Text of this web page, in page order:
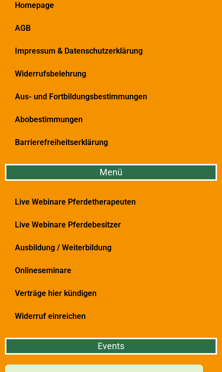
Homepage
AGB
Impressum & Datenschutzerklärung
Widerrufsbelehrung
Aus- und Fortbildungsbestimmungen
Abobestimmungen
Barrierefreiheitserklärung
Menü
Live Webinare Pferdetherapeuten
Live Webinare Pferdebesitzer
Ausbildung / Weiterbildung
Onlineseminare
Verträge hier kündigen
Widerruf einreichen
Events